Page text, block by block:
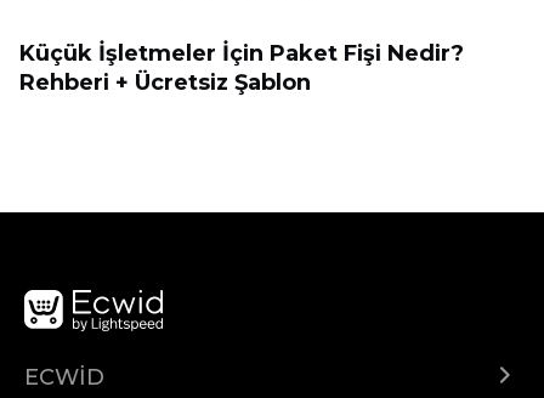
Küçük İşletmeler İçin Paket Fişi Nedir?
Rehberi + Ücretsiz Şablon
ECWID